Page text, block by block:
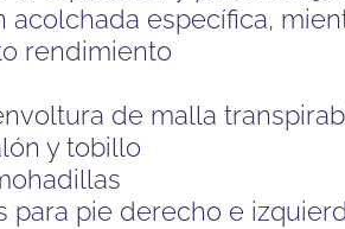
específica,
rendimiento
de malla
y tobillo
para pie derecho e